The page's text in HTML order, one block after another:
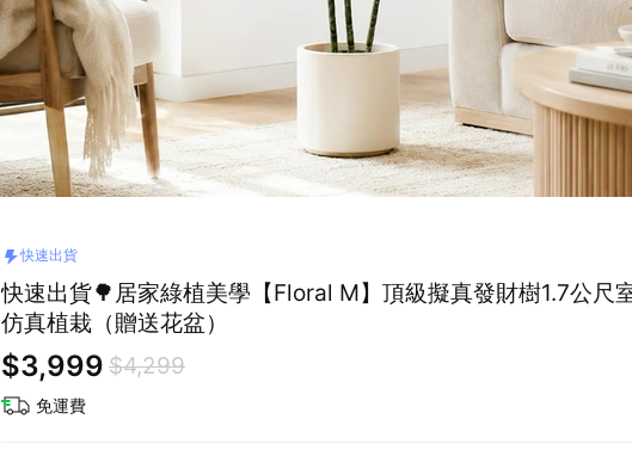
快速出貨
快速出貨🌳居家綠植美學【Floral M】頂級擬真發財樹1.7公尺
仿真植栽（贈送花盆）
$3,999 $4,299
免運費